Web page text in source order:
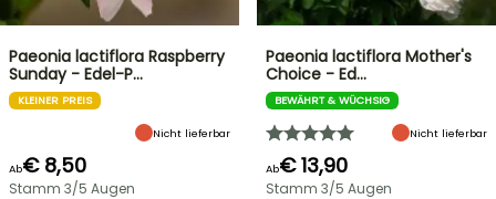
Paeonia lactiflora Raspberry
Sunday - Edel-P…
KLEINER PREIS
Nicht lieferbar
Ab€ 8,50
Stamm 3/5 Augen
Paeonia lactiflora Mother's
Choice - Ed…
BEWÄHRT & WÜCHSIG
Nicht lieferbar
Ab€ 13,90
Stamm 3/5 Augen